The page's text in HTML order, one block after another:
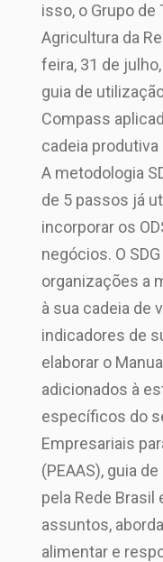
isso, o Grupo
Agricultura da
feira, 31 de
guia de
Compass
cadeia produtiva
A metodologia
de 5 passos já
incorporar os
negócios. O
organizações a
à sua cadeia de
indicadores de
elaborar o
adicionados à
específicos do
Empresariais
(PEAAS), guia
pela Rede
assuntos,
alimentar e